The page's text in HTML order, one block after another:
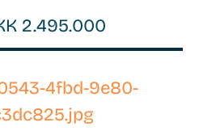
2.495.000